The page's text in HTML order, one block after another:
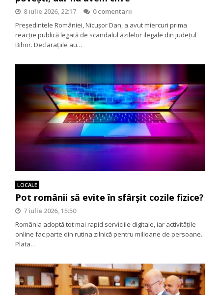
8 iulie 2026, 22:17
0 comentarii
Președintele României, Nicușor Dan, a avut miercuri prima
reacție publică legată de scandalul azilelor ilegale din județul
Bihor. Declarațiile au…
LOCALE
Pot românii să evite în sfârșit cozile fizice?
7 iulie 2026, 15:50
România adoptă tot mai rapid serviciile digitale, iar activitățile
online fac parte din rutina zilnică pentru milioane de persoane.
Plata…